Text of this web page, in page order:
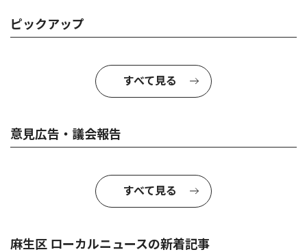
ピックアップ
すべて見る
意見広告・議会報告
すべて見る
麻生区 ローカルニュースの新着記事